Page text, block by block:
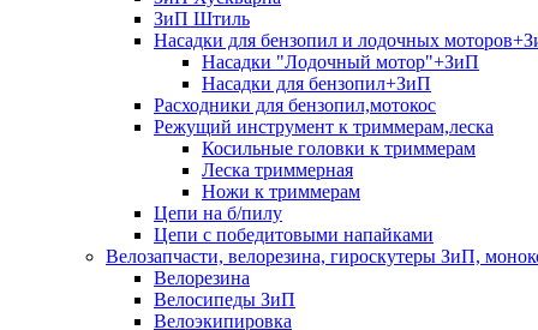
ЗиП Штиль
Насадки для бензопил и лодочных
Насадки "Лодочный мотор"+ЗиП
Насадки для бензопил+ЗиП
Расходники для бензопил,мотокос
Режущий инструмент к триммерам,леска
Косильные головки к триммерам
Леска триммерная
Ножи к триммерам
Цепи на б/пилу
Цепи с победитовыми напайками
Велозапчасти, велорезина, гироскутеры ЗиП,
Велорезина
Велосипеды ЗиП
Велоэкипировка